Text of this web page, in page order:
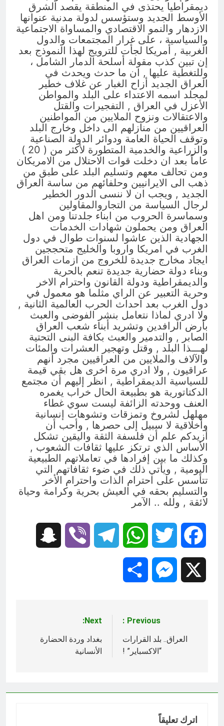
ديمقراطيا يحتذى في المنطقة يقصد الشرق
الأوسط الجديد وستؤسس لدولة مدنية عنوانها
الازدهار والنمو الاقتصادي والمساواة الاجتماعية
والسياسية ، على غرار المجتمعات والدول
الغربية , أمريكا لجأت للترويج لهذا النموذج بعد
إن تبين كذب مقولة أسلحة الدمار الشامل ،
وللتغطية عليها , ان ما حدث ويحدث في
العراق الجديد أزاح الغبار عن غلاف خطير
لمجلد اسمه الاعتداء على البلد والمواطن
الأعزل في العراق , التفجيرات والقتل
والاعتقالات ونزوح الملايين من المواطنين
العراقيين من منازلهم الى داخل وخارج البلد
وتوقف الحياة العامة ودوائر الدولة الصناعية
والزراعية والخدمية المتطورة لأكثر من ( 20 )
عاماً بعد ان دخلت قوات الاحتلال من الامريكان
ومن تحالف معهم وتسليم البلد على طبق من
ذهب الى الايرانيين وحلفائهم من ساسة العراق
الجديد , ويجب ان لا ننسى الدور الخطير
لرجال السياسة من التجاروالمقاولين
وسماسرة الحروب من ابناء جلدتنا ومن اهل
العراق ومن يحملون شهادات الخدمات
الجهادية الذين عاشوا لسنوات طوال في دول
الغرب في امريكا واروبا والخليج متحججين
ايجاد مخارج جديدة للخروج من ازمات العراق
وبناء دولة حضارية جديدة تنعم بالحرية
والديمقراطية ودولة القانون واحترام الاخر
وحرية التعبير عن الراي مثلما هو معمول في
دول الغرب بعد احداث الحرب العالمية الثانية ,
ولا ادري لماذا نتعامل بنشر الفوضى والعبث
بأرض الرافدين وتشريد أبناء شعب العراق
الصابر , والتدمير والعبث بكافة البنى التحتية
لهـــذا البلد , وقتل وتهجير العشرات والمئات
والآلاف والملايين من العراقيين مجرد أنهم
عراقيون , ولا ادري مرة اخرى هل بقي قيمة
للسياسية الديمقراطية , انظر إليهم أن مجتمع
الدكتاتورية هو بطبيعة الحال خراب يغمره
العنف ووحدته الزائفة ليست سوي غطاء
مهلهل لشروخ وتمزقات وتشوهات إنسانية
وأخلاقية لا سبيل إلى حصرها , وأحب أن
أزيدكم علم أن فلسفة الثقة واليقين تشكل
الأساس الذي ترتكز عليها ثقافات الشعوب ,
وكذلك ما بين إفرادها في تعاملاتهم الطبيعية
اليومية , ويأتي ذلك في ضوء ثقافاتهم التي
تتأسس على احترام الذات واحترام الأخر
والتسليم بحقه في العيش بحرية وكرامة وحياة
لائقة , ولله .. الآمر
Facebook
Twitter
WhatsApp
Telegram
Viber
Messenger
المقالات
Previous:
العراق.. بلد القرارات
“الاكسباير” !
Next:
بغداد وردة الحضارة
الأنسانية
اترك تعليقاً